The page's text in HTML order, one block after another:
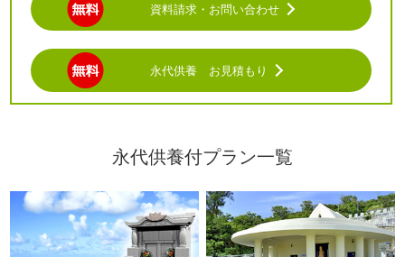
の外部持出しに対する物理的な制限の設置、不正な外
部からの情報アクセスを防止する方策、またセキュリ
ティのチェック体制を常に確認・改善する対策を徹底
する事によって、不正なアクセス・情報漏えい・改ざ
ん・消失・き損等の防止に努めます。
情報をご提供いただいたご本人様からの利用目的の通
申し出がある場合は、適正に対処致します。当協会の
営業時間外の場合は、メールもしくはFAXにてご連絡
規定する書面をFAXにて受付・回答するものとしま
す。
但し、ご本人もしくは代理人であることを確認できる
資料請求・お問い合わせ
永代供養 お見積もり
永代供養付プラン一覧